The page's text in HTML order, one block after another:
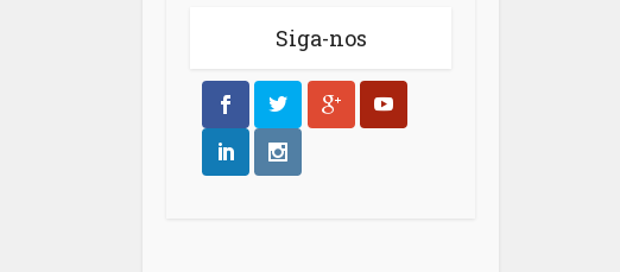
Siga-nos